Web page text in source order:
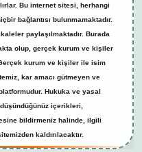
Bu internet sitesi, herhangi
bağlantısı bulunmamaktadır.
paylaşılmaktadır. Burada
olup, gerçek kurum ve kişiler
kurum ve kişiler ile isim
kar amacı gütmeyen ve
Hukuka ve yasal
içerikleri,
bildirmeniz halinde, ilgili
kaldırılacaktır.